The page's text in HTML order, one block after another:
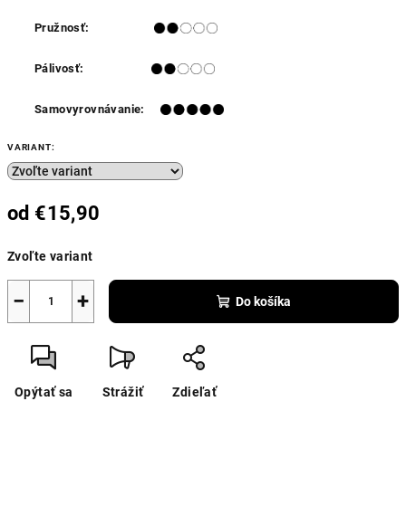
Pružnosť:
Pálivosť:
Samovyrovnávanie:
VARIANT:
od €15,90
cena:
Zvoľte variant
+
− Do košíka
Opýtať sa Strážiť Zdieľať